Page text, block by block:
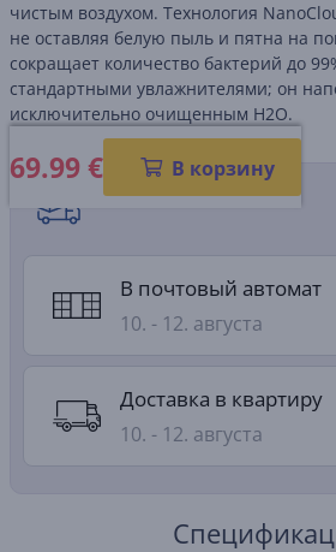
чистым воздухом. Технология
не оставляя белую пыль и пятна на
сокращает количество бактерий до
стандартными увлажнителями; он
исключительно очищенным H2O.
69.99€ В корзину
Способы доставки
В почтовый автомат
10. - 12. августа
Доставка в квартиру
10. - 12. августа